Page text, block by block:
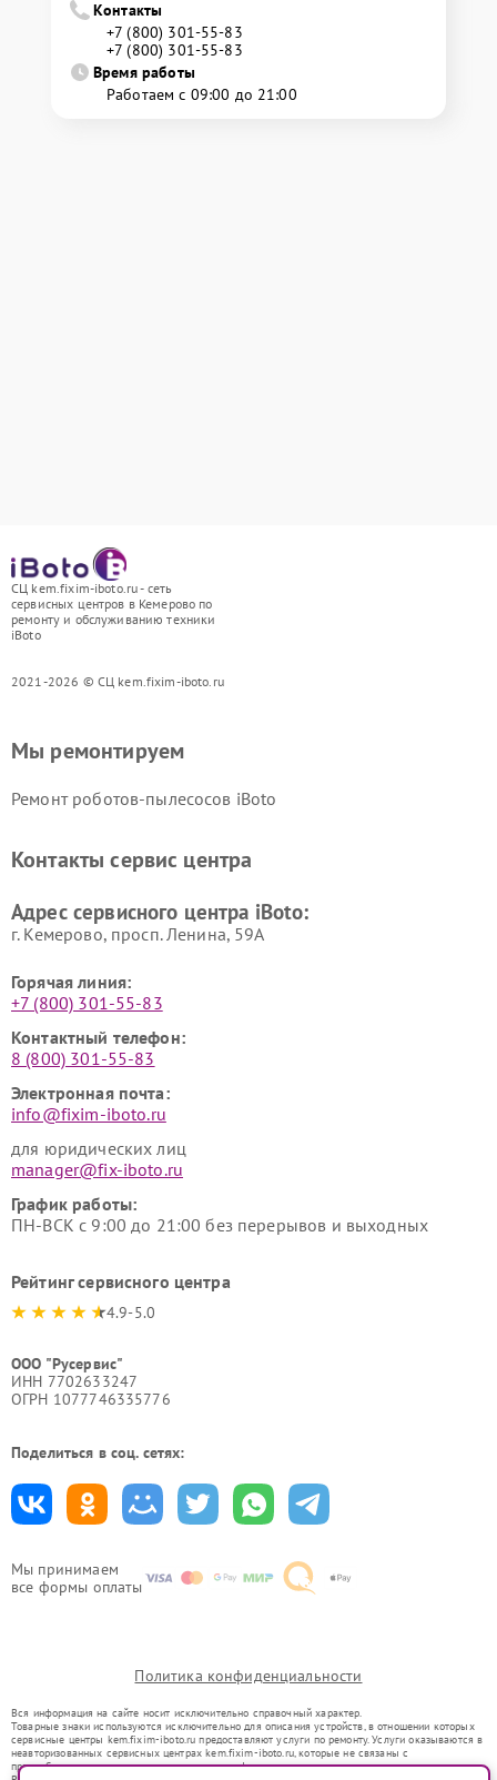
Контакты
+7 (800) 301-55-83
+7 (800) 301-55-83
Время работы
Работаем с 09:00 до 21:00
СЦ kem.fixim-iboto.ru - сеть
сервисных центров в Кемерово по
ремонту и обслуживанию техники
iBoto
2021-2026 © СЦ kem.fixim-iboto.ru
Мы принимаем
все формы оплаты
Мы ремонтируем
Ремонт роботов-пылесосов iBoto
Контакты сервис центра
Адрес сервисного центра iBoto:
г. Кемерово, просп. Ленина, 59А
Горячая линия:
+7 (800) 301-55-83
Контактный телефон:
8 (800) 301-55-83
Электронная почта:
info@fixim-iboto.ru
для юридических лиц
manager@fix-iboto.ru
График работы:
ПН-ВСК с 9:00 до 21:00 без перерывов и выходных
Рейтинг сервисного центра
4.9-5.0
ООО "Русервис"
ИНН 7702633247
ОГРН 1077746335776
Поделиться в соц. сетях:
Политика конфиденциальности
Вся информация на сайте носит исключительно справочный характер.
Товарные знаки используются исключительно для описания устройств, в отношении которых
сервисные центры kem.fixim-iboto.ru предоставляют услуги по ремонту. Услуги оказываются в
неавторизованных сервисных центрах kem.fixim-iboto.ru, которые не связаны с
правообладателями товарных знаков или их официальными представителями.